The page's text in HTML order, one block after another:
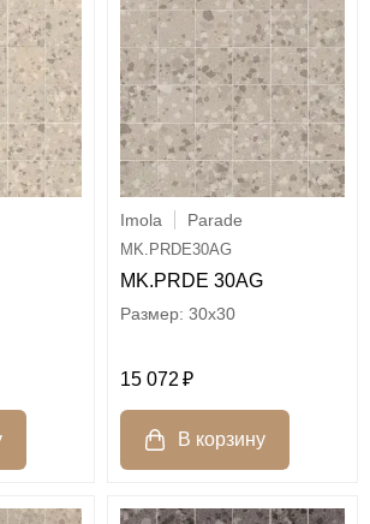
Imola Parade
MK.PRDE30AG
MK.PRDE 30AG
30x30
15 072